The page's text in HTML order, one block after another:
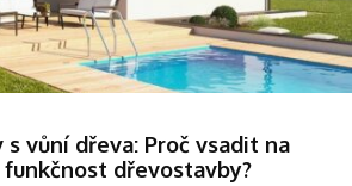
vůní dřeva: Proč vsadit na
dřevostavby?